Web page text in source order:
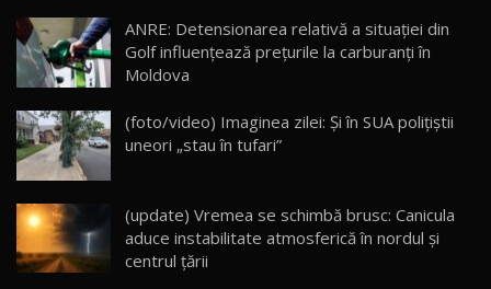
17 20:06
30:08
AutoBlog.MD
23:36
20
Noul ZEEKR 7X / Test Drive AutoBlog.MD
29:08
ANRE: Detensionarea relativă a situației din
Golf influențează prețurile la carburanți în
Moldova
(foto/video) Imaginea zilei: Și în SUA polițiștii
uneori „stau în tufari”
(update) Vremea se schimbă brusc: Canicula
aduce instabilitate atmosferică în nordul și
centrul țării